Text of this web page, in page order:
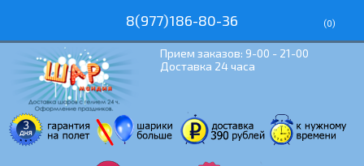
8(977)186-80-36 (0)
Прием заказов: 9-00 - 21-00
Доставка 24 часа